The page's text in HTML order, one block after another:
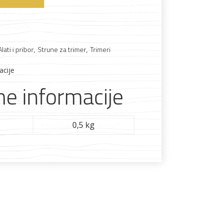
Vijčana roba
i pribor, Strune za trimer, Trimeri
informacije
0,5 kg